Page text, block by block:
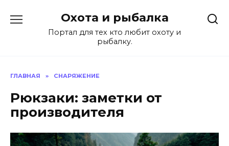
содержанию
Охота и рыбалка
Портал для тех кто любит охоту и
рыбалку.
ГЛАВНАЯ » СНАРЯЖЕНИЕ
Рюкзаки: заметки от
производителя